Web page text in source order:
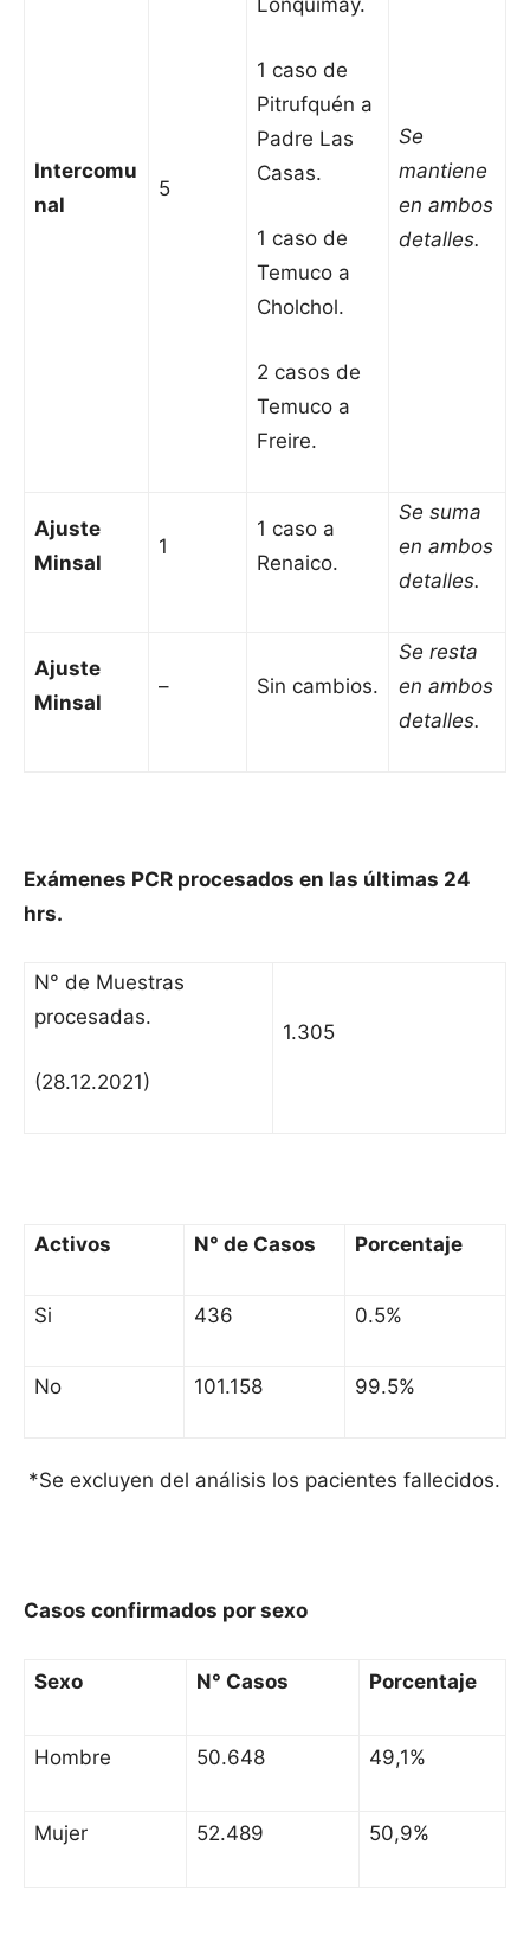
Intercomu
nal
5
Lonquimay.
1 caso de
Pitrufquén a
Padre Las
Casas.
1 caso de
Temuco a
Cholchol.
2 casos de
Temuco a
Freire.
Se
mantiene
en ambos
detalles.
Ajuste
Minsal
1
1 caso a
Renaico.
Se suma
en ambos
detalles.
Ajuste
Minsal
– Sin cambios.
Se resta
en ambos
detalles.
Exámenes PCR procesados en las últimas 24
hrs.
N° de Muestras
procesadas.
(28.12.2021)
1.305
Activos N° de Casos Porcentaje
Si 436 0.5%
No 101.158 99.5%
*Se excluyen del análisis los pacientes fallecidos.
Casos confirmados por sexo
Sexo N° Casos Porcentaje
Hombre 50.648 49,1%
Mujer 52.489 50,9%